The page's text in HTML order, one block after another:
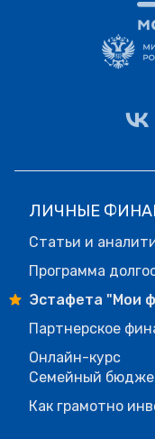
ЛИЧНЫЕ
Статьи и
Программа
Эстафета "Мои
Партнерское
Онлайн-курс
Семейный
Как грамотно